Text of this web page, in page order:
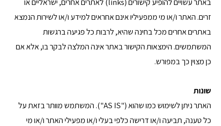
זרים. האתר ו/או מי ממפעיליו אינם אחראים למידע ו/או לשירות הנמצא
באתרים אחרים מכל בחינה שהיא, לרבות כל פגיעה ברגשות
המשתמשים. הימצאות הקישור באתר אינה המלצה לבקר בו, אלא אם
כן מצוין כך במפורש.
שונות
האתר ניתן לשימוש כמו שהוא ("AS IS"). המשתמש מוותר בזאת על
כל טענה, תביעה ו/או דרישה כלפי בעלי ו/או מפעילי האתר ו/או מי